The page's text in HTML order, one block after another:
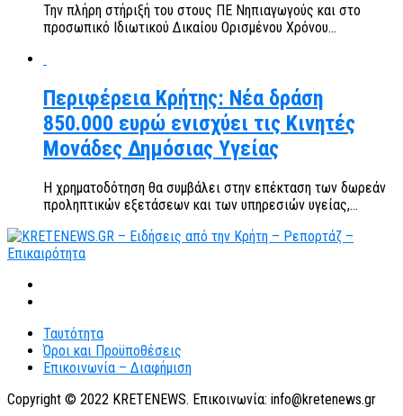
Την πλήρη στήριξή του στους ΠΕ Νηπιαγωγούς και στο
προσωπικό Ιδιωτικού Δικαίου Ορισμένου Χρόνου...
Περιφέρεια Κρήτης: Νέα δράση
850.000 ευρώ ενισχύει τις Κινητές
Μονάδες Δημόσιας Υγείας
Η χρηματοδότηση θα συμβάλει στην επέκταση των δωρεάν
προληπτικών εξετάσεων και των υπηρεσιών υγείας,...
Ταυτότητα
Όροι και Προϋποθέσεις
Επικοινωνία – Διαφήμιση
Copyright © 2022 KRETENEWS. Επικοινωνία: info@kretenews.gr